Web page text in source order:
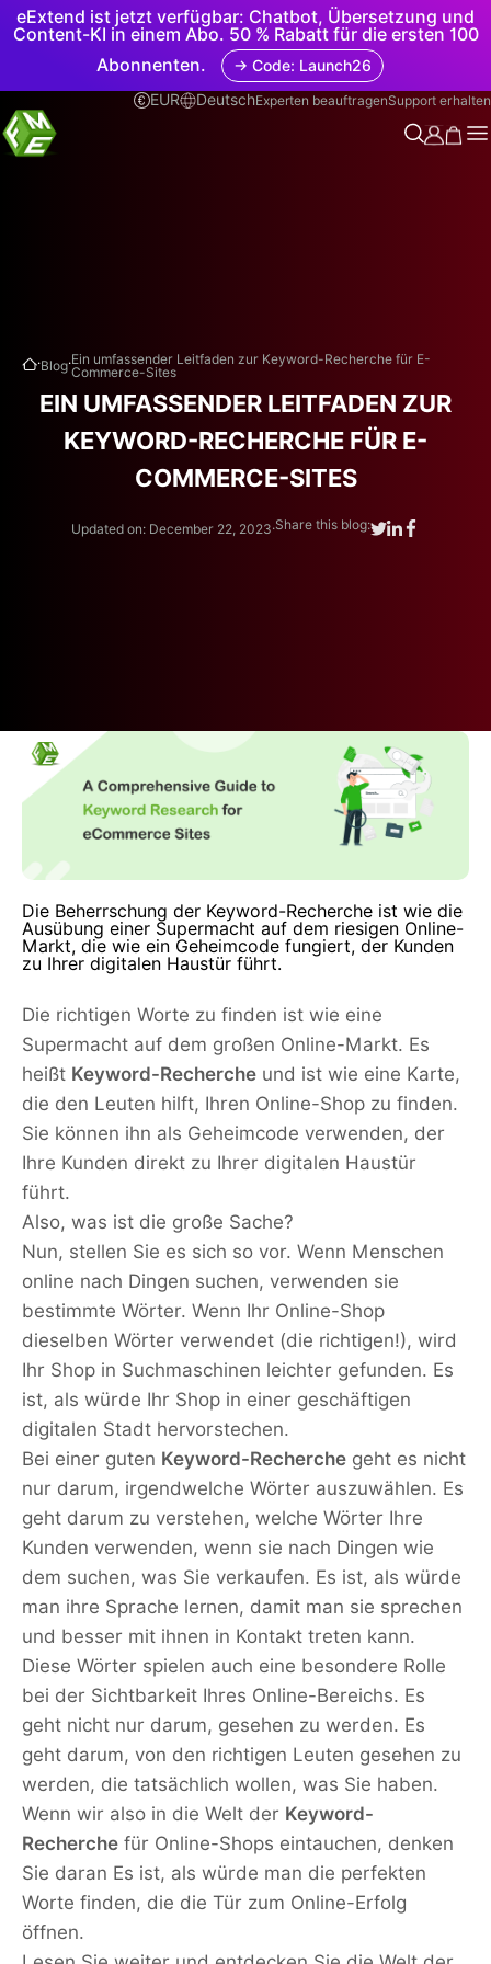
eExtend ist jetzt verfügbar: Chatbot, Übersetzung und
Content-KI in einem Abo. 50 % Rabatt für die ersten 100
Abonnenten.
→ Code: Launch26
EUR
DeutschExperten beauftragenSupport erhalten
.Blog.Ein umfassender Leitfaden zur Keyword-Recherche für E-
Commerce-Sites
EIN UMFASSENDER LEITFADEN ZUR
KEYWORD-RECHERCHE FÜR E-
COMMERCE-SITES
Updated on: December 22, 2023.Share this blog:
Die Beherrschung der Keyword-Recherche ist wie die
Ausübung einer Supermacht auf dem riesigen Online-
Markt, die wie ein Geheimcode fungiert, der Kunden
zu Ihrer digitalen Haustür führt.
Die richtigen Worte zu finden ist wie eine
Supermacht auf dem großen Online-Markt. Es
heißt Keyword-Recherche und ist wie eine Karte,
die den Leuten hilft, Ihren Online-Shop zu finden.
Sie können ihn als Geheimcode verwenden, der
Ihre Kunden direkt zu Ihrer digitalen Haustür
führt.
Also, was ist die große Sache?
Nun, stellen Sie es sich so vor. Wenn Menschen
online nach Dingen suchen, verwenden sie
bestimmte Wörter. Wenn Ihr Online-Shop
dieselben Wörter verwendet (die richtigen!), wird
Ihr Shop in Suchmaschinen leichter gefunden. Es
ist, als würde Ihr Shop in einer geschäftigen
digitalen Stadt hervorstechen.
Bei einer guten Keyword-Recherche geht es nicht
nur darum, irgendwelche Wörter auszuwählen. Es
geht darum zu verstehen, welche Wörter Ihre
Kunden verwenden, wenn sie nach Dingen wie
dem suchen, was Sie verkaufen. Es ist, als würde
man ihre Sprache lernen, damit man sie sprechen
und besser mit ihnen in Kontakt treten kann.
Diese Wörter spielen auch eine besondere Rolle
bei der Sichtbarkeit Ihres Online-Bereichs. Es
geht nicht nur darum, gesehen zu werden. Es
geht darum, von den richtigen Leuten gesehen zu
werden, die tatsächlich wollen, was Sie haben.
Wenn wir also in die Welt der Keyword-
Recherche für Online-Shops eintauchen, denken
Sie daran Es ist, als würde man die perfekten
Worte finden, die die Tür zum Online-Erfolg
öffnen.